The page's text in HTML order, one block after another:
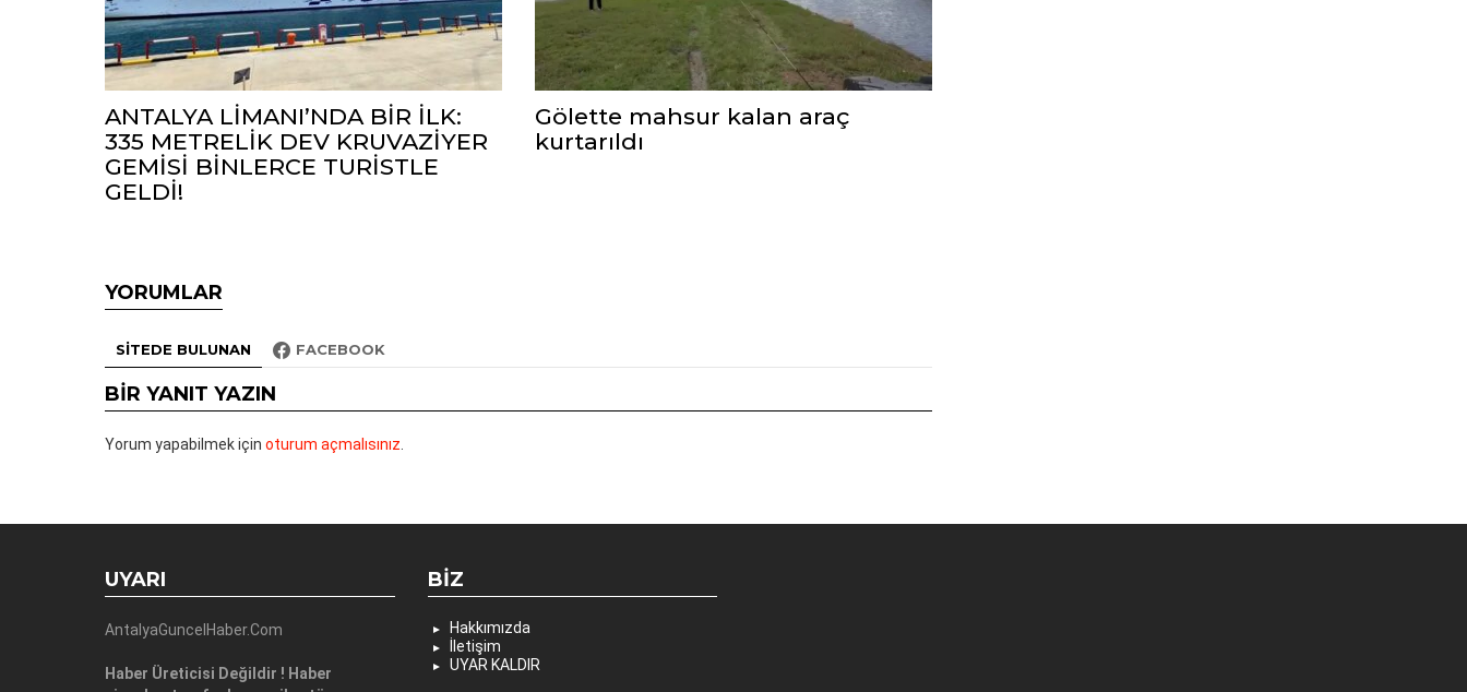
ANTALYA LİMANI’NDA BİR İLK:
335 METRELİK DEV KRUVAZİYER
GEMİSİ BİNLERCE TURİSTLE
GELDİ!
Gölette mahsur kalan araç
kurtarıldı
YORUMLAR
SITEDE BULUNAN FACEBOOK
BIR YANIT YAZIN
Yorum yapabilmek için oturum açmalısınız
UYARI
AntalyaGuncelHaber.Com
Haber Üreticisi Değildir ! Haber
BIZ
Hakkımızda
İletişim
UYAR KALDIR